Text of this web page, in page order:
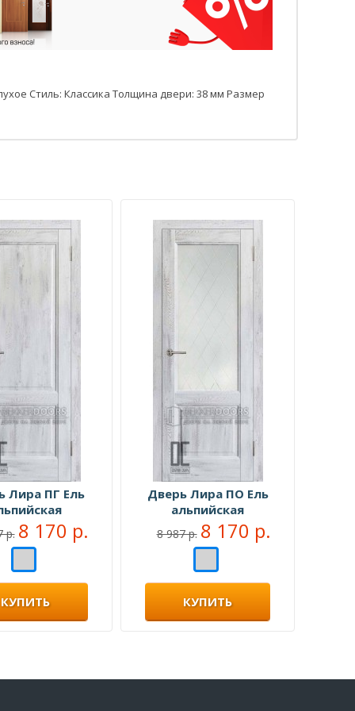
Стиль: Классика Толщина двери: 38 мм Размер
Лира ПГ Ель
р. 8 170 р.
КУПИТЬ
Дверь Лира ПО Ель
альпийская
8 987 р. 8 170 р.
КУПИТЬ